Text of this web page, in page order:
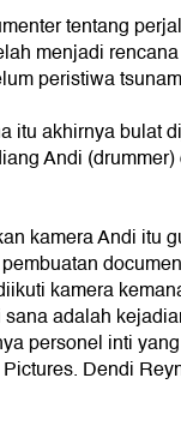
tentang
menjadi
peristiwa
itu akhirnya bulat
Andi
kamera Andi itu
kamera
adalah
personel inti
Dendi